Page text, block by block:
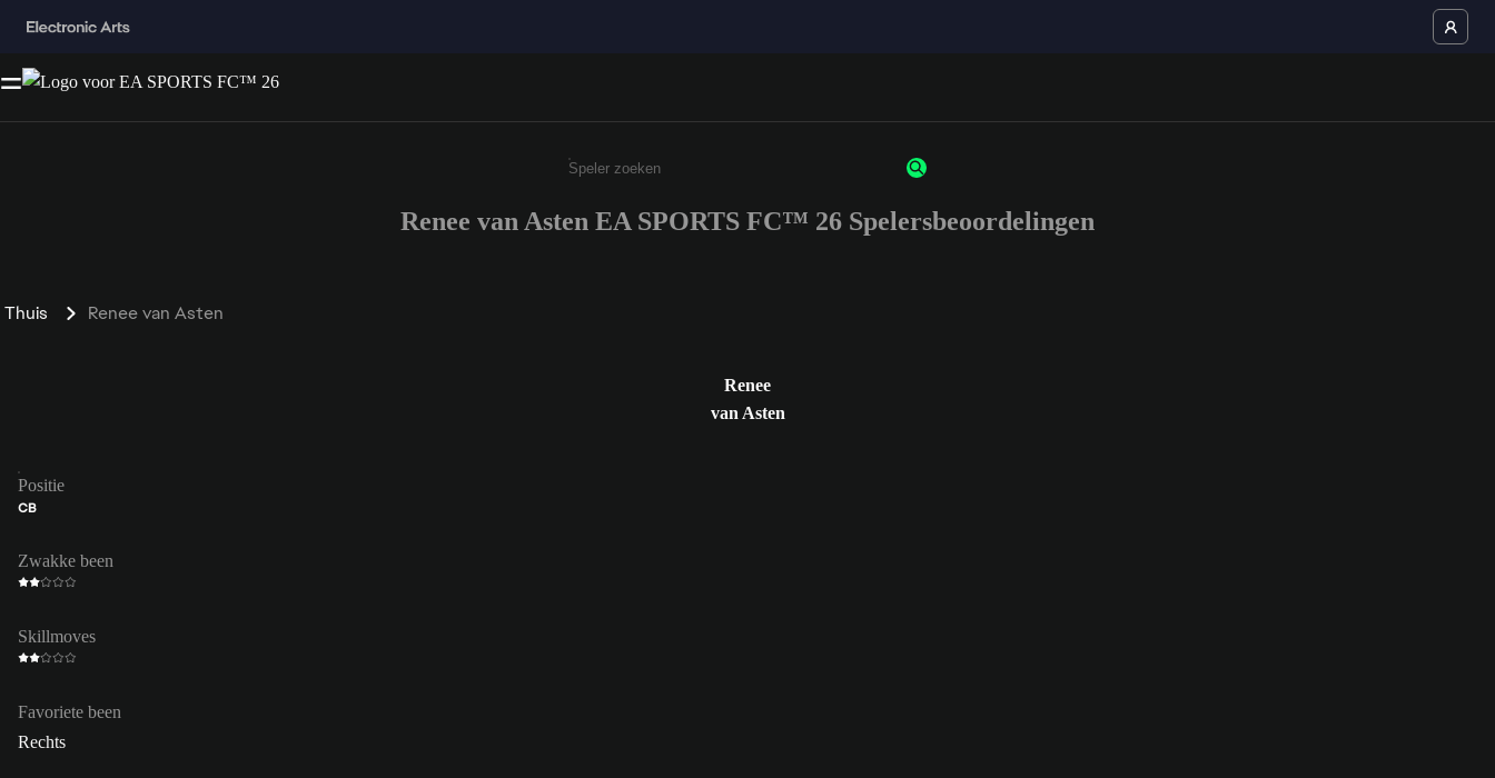
Enter a minimum of 3 characters or numbers
Renee van Asten EA SPORTS FC™ 26 Spelersbeoordelingen
Thuis Renee van Asten
Renee
van Asten
Positie
CB
Zwakke been
Skillmoves
Favoriete been
Rechts